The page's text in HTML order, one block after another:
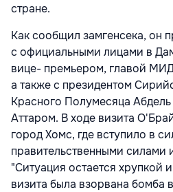
стране.
Как сообщил замгенсека, он
с официальными лицами в
вице- премьером, главой
а также с президентом
Красного Полумесяца
Аттаром. В ходе визита
город Хомс, где вступило в
правительственными силами
"Ситуация остается хрупкой
визита была взорвана бомба